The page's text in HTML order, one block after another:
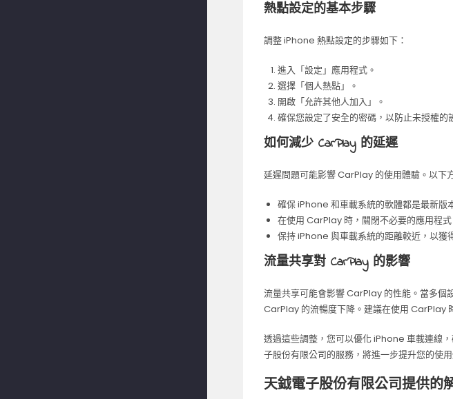
熱點設定的基本步驟
調整 iPhone 熱點設定的步驟如下：
進入「設定」應用程式。
選擇「個人熱點」。
開啟「允許其他人加入」。
確保您設定了安全的密碼，以防止未授權的
如何減少 CarPlay 的延遲
延遲問題可能影響 CarPlay 的使用體驗。以下
確保 iPhone 和車載系統的軟體都是最新版
在使用 CarPlay 時，關閉不必要的應用程式
保持 iPhone 與車載系統的距離較近，以獲
流量共享對 CarPlay 的影響
流量共享可能會影響 CarPlay 的性能。當多個
CarPlay 的流暢度下降。建議在使用 CarPlay
透過這些調整，您可以優化 iPhone 車載連線
子股份有限公司的服務，將進一步提升您的使用
天鉞電子股份有限公司提供的